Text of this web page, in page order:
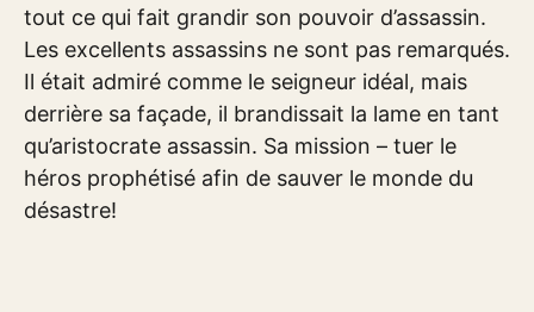
tout ce qui fait grandir son pouvoir d’assassin.
Les excellents assassins ne sont pas remarqués.
Il était admiré comme le seigneur idéal, mais
derrière sa façade, il brandissait la lame en tant
qu’aristocrate assassin. Sa mission – tuer le
héros prophétisé afin de sauver le monde du
désastre!